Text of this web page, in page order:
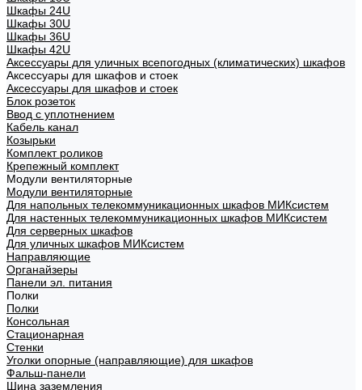
Шкафы 24U
Шкафы 30U
Шкафы 36U
Шкафы 42U
Аксессуары для уличных всепогодных (климатических) шкафов
Аксессуары для шкафов и стоек
Аксессуары для шкафов и стоек
Блок розеток
Ввод с уплотнением
Кабель канал
Козырьки
Комплект роликов
Крепежный комплект
Модули вентиляторные
Модули вентиляторные
Для напольных телекоммуникационных шкафов МИКсистем
Для настенных телекоммуникационных шкафов МИКсистем
Для серверных шкафов
Для уличных шкафов МИКсистем
Направляющие
Органайзеры
Панели эл. питания
Полки
Полки
Консольная
Стационарная
Стенки
Уголки опорные (направляющие) для шкафов
Фальш-панели
Шина заземления